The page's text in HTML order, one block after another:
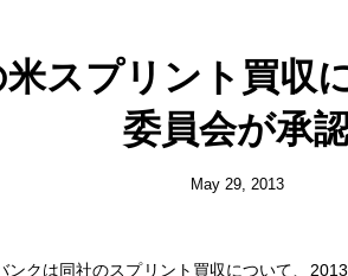
スプリント買収
委員会が承
May 29, 2013
ンクは同社のスプリント買収について、